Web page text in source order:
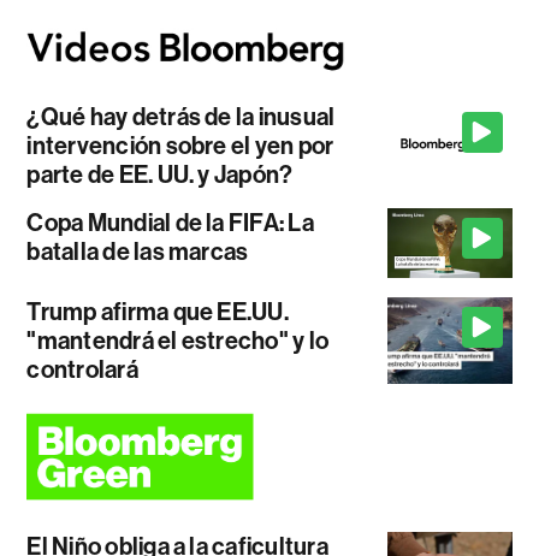
¿Qué hay detrás de la inusual
intervención sobre el yen por
parte de EE. UU. y Japón?
Copa Mundial de la FIFA: La
batalla de las marcas
Trump afirma que EE.UU.
"mantendrá el estrecho" y lo
controlará
El Niño obliga a la caficultura